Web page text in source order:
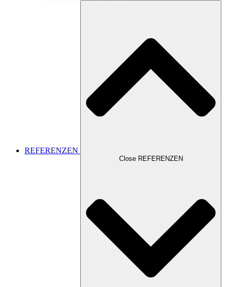
REFERENZEN
Close REFERENZEN